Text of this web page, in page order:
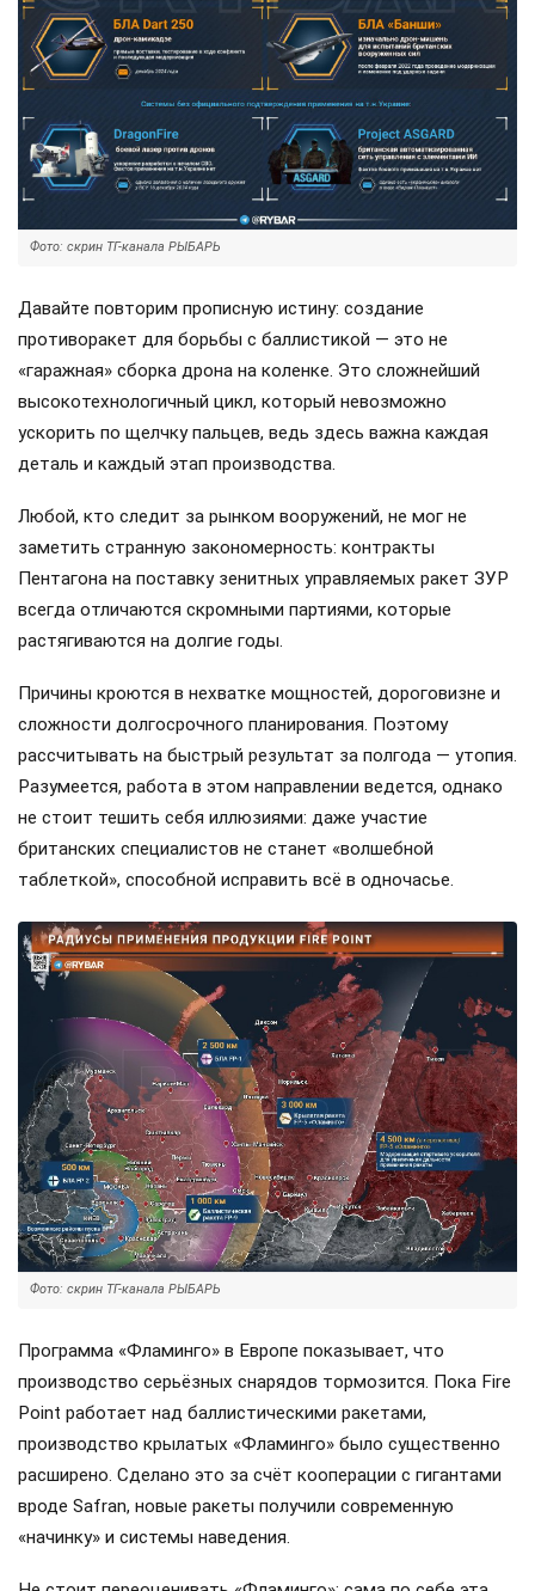
Фото: скрин ТГ-канала РЫБАРЬ
Давайте повторим прописную истину: создание
противоракет для борьбы с баллистикой — это не
«гаражная» сборка дрона на коленке. Это сложнейший
высокотехнологичный цикл, который невозможно
ускорить по щелчку пальцев, ведь здесь важна каждая
деталь и каждый этап производства.
Любой, кто следит за рынком вооружений, не мог не
заметить странную закономерность: контракты
Пентагона на поставку зенитных управляемых ракет ЗУР
всегда отличаются скромными партиями, которые
растягиваются на долгие годы.
Причины кроются в нехватке мощностей, дороговизне и
сложности долгосрочного планирования. Поэтому
рассчитывать на быстрый результат за полгода — утопия.
Разумеется, работа в этом направлении ведется, однако
не стоит тешить себя иллюзиями: даже участие
британских специалистов не станет «волшебной
таблеткой», способной исправить всё в одночасье.
Фото: скрин ТГ-канала РЫБАРЬ
Программа «Фламинго» в Европе показывает, что
производство серьёзных снарядов тормозится. Пока Fire
Point работает над баллистическими ракетами,
производство крылатых «Фламинго» было существенно
расширено. Сделано это за счёт кооперации с гигантами
вроде Safran, новые ракеты получили современную
«начинку» и системы наведения.